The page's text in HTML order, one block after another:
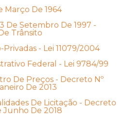
Março De 1964
De Setembro De 1997 -
Trânsito
- Lei 11079/2004
Federal - Lei 9784/99
De Preços - Decreto Nº
De 2013
De Licitação - Decreto
Junho De 2018